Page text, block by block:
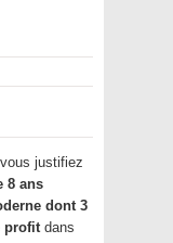
justifiez
8 ans
dont 3
profitdans